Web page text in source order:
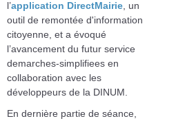
l’application DirectMairie , un
outil de remontée d'information
citoyenne, et a évoqué
l’avancement du futur service
demarches-simplifiees en
collaboration avec les
développeurs de la DINUM.
En dernière partie de séance,